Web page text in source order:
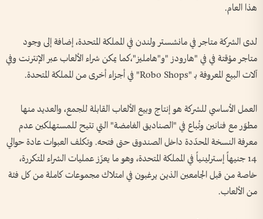
هذا العام.
لدى الشركة متاجر في مانشستر ولندن في المملكة المتحدة، إضافة إلى وجود
متاجر مؤقتة في في "هارودز "و"هامليز"،كما يمكن شراء الألعاب عبر الإنترنت وفي
آلات البيع المعروفة بـ "Robo Shops" في أجزاء أخرى من المملكة المتحدة.
العمل الأساسي للشركة هو إنتاج وبيع الألعاب القابلة للجمع، والعديد منها
مطوّر مع فنانين وتُباع في "الصناديق الغامضة" التي تتيح للمستهلكين عدم
معرفة النسخة المحدّدة داخل الصندوق حتى فتحه. وتكلف العبوات عادة حوالي
14 جنيهاً إسترلينياً في المملكة المتحدة، وهو ما يعزّز عمليات الشراء المتكررة،
خاصة من قبل الجامعين الذين يرغبون في امتلاك مجموعات كاملة من كل فئة
من الألعاب.